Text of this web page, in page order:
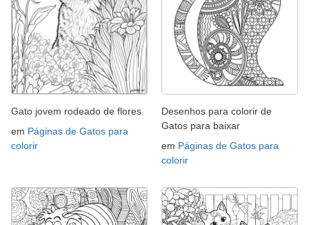
Gato jovem rodeado de flores
em Páginas de Gatos para
colorir
Desenhos para colorir de
Gatos para baixar
em Páginas de Gatos para
colorir